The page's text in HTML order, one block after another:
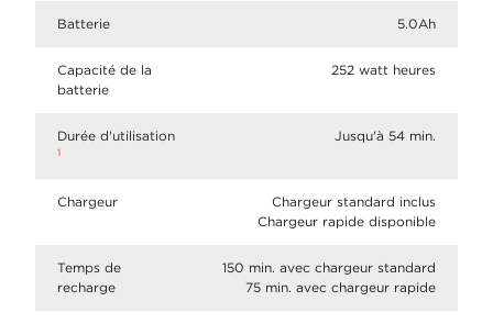
Batterie 5.0Ah
Capacité de la
batterie
252 watt heures
Durée d'utilisation
1
Jusqu'à 54 min.
Chargeur
Chargeur standard inclus
Chargeur rapide disponible
Temps de
recharge
150 min. avec chargeur standard
75 min. avec chargeur rapide